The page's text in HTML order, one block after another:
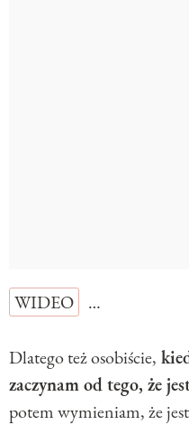
WIDEO …
Dlatego też osobiście,
zaczynam od tego, że
potem wymieniam, że